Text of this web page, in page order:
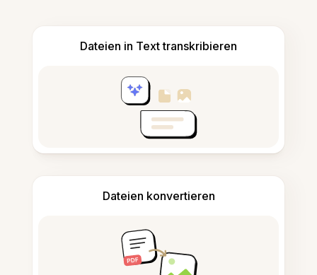
Dateien in Text transkribieren
Dateien konvertieren